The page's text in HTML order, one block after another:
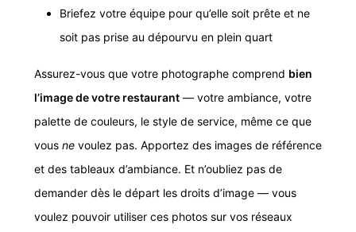
Briefez votre équipe pour qu’elle soit prête et ne
soit pas prise au dépourvu en plein quart
Assurez-vous que votre photographe comprend bien
l’image de votre restaurant — votre ambiance, votre
palette de couleurs, le style de service, même ce que
vous ne voulez pas. Apportez des images de référence
et des tableaux d’ambiance. Et n’oubliez pas de
demander dès le départ les droits d’image — vous
voulez pouvoir utiliser ces photos sur vos réseaux